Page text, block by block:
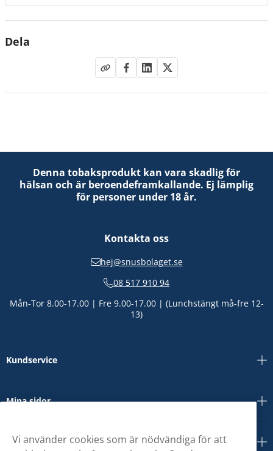
Dela
Denna tobaksprodukt kan vara skadlig för
hälsan och är beroendeframkallande. Ej lämplig
för personer under 18 år.
Kontakta oss
hej@snusbolaget.se
08 517 910 94
Mån-Tor 8.00-17.00 | Fre 9.00-17.00 | (Lunchstängt må-fre 12-
13)
Kundservice
Mina sidor
Om oss
Vi använder cookies som är nödvändiga för att